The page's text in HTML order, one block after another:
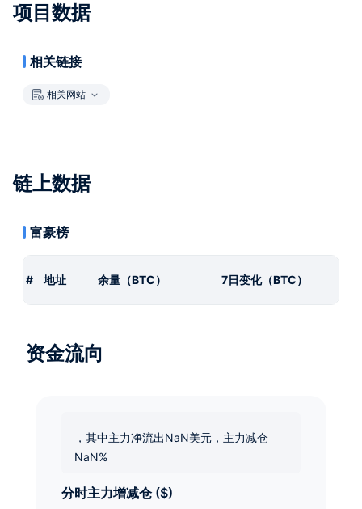
项目数据
相关链接
相关网站
链上数据
富豪榜
# 地址 余量（BTC） 7日变化（BTC）
资金流向
，其中主力净流出NaN美元，主力减仓
NaN%
分时主力增减仓 ($)